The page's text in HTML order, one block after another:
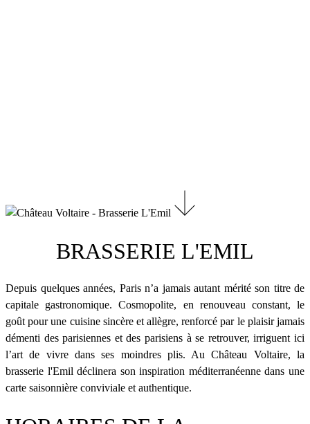
BRASSERIE L'EMIL
Depuis quelques années, Paris n’a jamais autant mérité son titre de
capitale gastronomique. Cosmopolite, en renouveau constant, le
goût pour une cuisine sincère et allègre, renforcé par le plaisir jamais
démenti des parisiennes et des parisiens à se retrouver, irriguent ici
l’art de vivre dans ses moindres plis. Au Château Voltaire, la
brasserie l'Emil déclinera son inspiration méditerranéenne dans une
carte saisonnière conviviale et authentique.